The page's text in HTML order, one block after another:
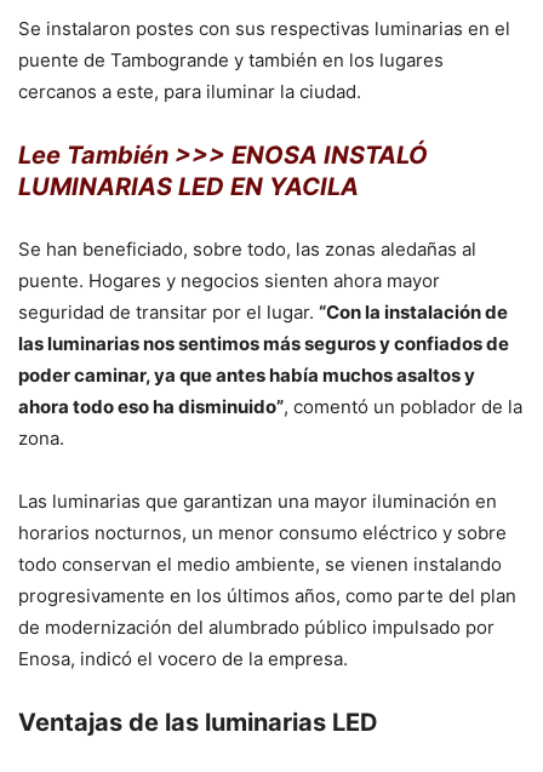
Se instalaron postes con sus respectivas luminarias en el
puente de Tambogrande y también en los lugares
cercanos a este, para iluminar la ciudad.
Lee También >>> ENOSA INSTALÓ
LUMINARIAS LED EN YACILA
Se han beneficiado, sobre todo, las zonas aledañas al
puente. Hogares y negocios sienten ahora mayor
seguridad de transitar por el lugar. “Con la instalación de
las luminarias nos sentimos más seguros y confiados de
poder caminar, ya que antes había muchos asaltos y
ahora todo eso ha disminuido”, comentó un poblador de la
zona.
Las luminarias que garantizan una mayor iluminación en
horarios nocturnos, un menor consumo eléctrico y sobre
todo conservan el medio ambiente, se vienen instalando
progresivamente en los últimos años, como parte del plan
de modernización del alumbrado público impulsado por
Enosa, indicó el vocero de la empresa.
Ventajas de las luminarias LED